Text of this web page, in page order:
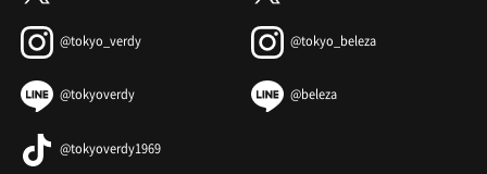
@tokyo_verdy @tokyo_beleza
@tokyoverdy @beleza
@tokyoverdy1969